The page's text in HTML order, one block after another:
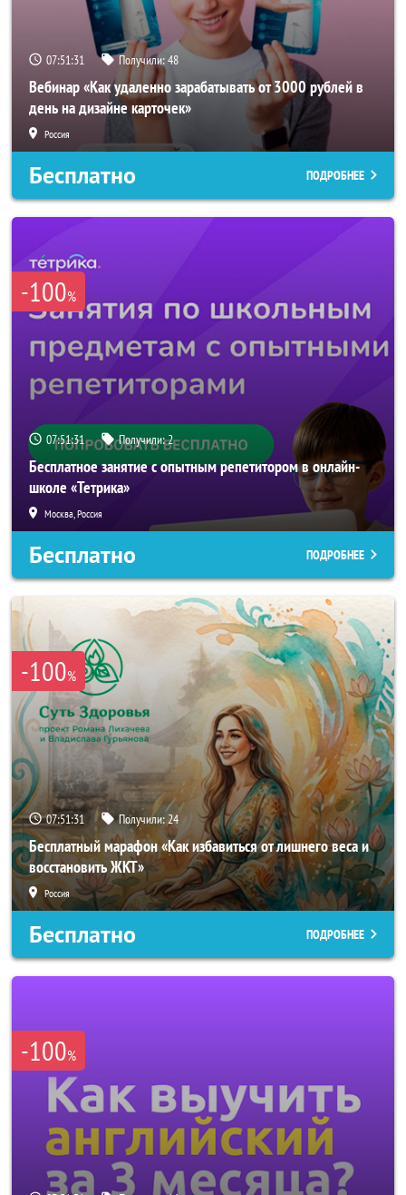
07:51:29 Получили:48
Вебинар «Как удаленно зарабатывать от 3000 рублей в
день на дизайне карточек»
Россия
Бесплатно ПОДРОБНЕЕ
-100%
07:51:29 Получили:2
Бесплатное занятие с опытным репетитором в онлайн-
школе «Тетрика»
Москва, Россия
Бесплатно ПОДРОБНЕЕ
-100%
07:51:29 Получили:24
Бесплатный марафон «Как избавиться от лишнего веса и
восстановить ЖКТ»
Россия
Бесплатно ПОДРОБНЕЕ
-100%